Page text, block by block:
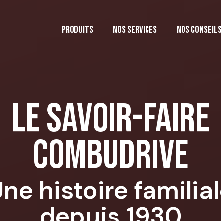
Produits Nos services Nos conseils
Mon
Le Savoir-faire
Combudrive
histoire